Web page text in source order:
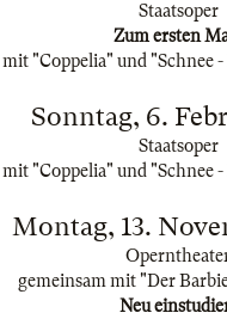
Staatsoper
Zum ersten
"Coppelia" und "Schnee
Sonntag, 6.
Staatsoper
"Coppelia" und "Schnee
Montag, 13.
gemeinsam mit "Der
Neu